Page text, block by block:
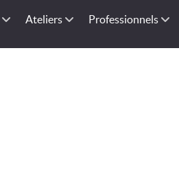
Ateliers Professionnels